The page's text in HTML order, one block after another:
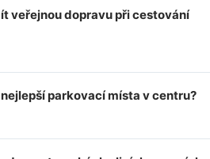
veřejnou dopravu při cestování
parkovací místa v centru?